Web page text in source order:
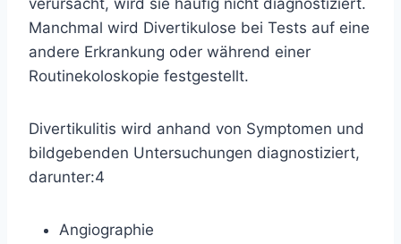
verursacht, wird sie häufig nicht diagnostiziert.
Manchmal wird Divertikulose bei Tests auf eine
andere Erkrankung oder während einer
Routinekoloskopie festgestellt.
Divertikulitis wird anhand von Symptomen und
bildgebenden Untersuchungen diagnostiziert,
darunter:4
Angiographie